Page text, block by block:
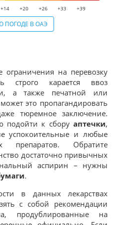
+14 +20 +26 +33 +39
ПОГОДЕ В ОАЭ
ограничения на перевозку
строго карается ввоз
а также печатной или
это пропагандировать
тюремное заключение.
подойти к сбору аптечки,
успокоительные и любые
препаратов. Обратите
достаточно привычных
аспирин – нужны
.
в данных лекарствах
с собой рекомендации
продублированные на